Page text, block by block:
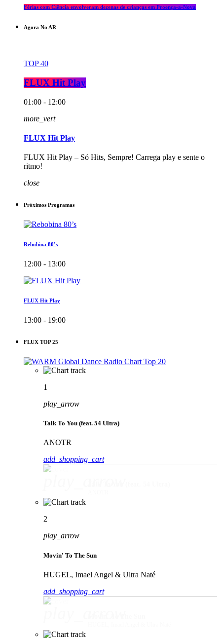
Férias com Ciência envolveram dezenas de crianças em Proença-a-Nova
Agora No AR
TOP 40
FLUX Hit Play
01:00 - 12:00
more_vert
FLUX Hit Play
FLUX Hit Play – Só Hits, Sempre! Carrega play e sente o
ritmo!
close
Próximos Programas
Rebobina 80’s
12:00 - 13:00
FLUX Hit Play
13:00 - 19:00
FLUX TOP 25
1
play_arrow
Talk To You (feat. 54 Ultra)
ANOTR
add_shopping_cart
2
play_arrow
Movin' To The Sun
HUGEL, Imael Angel & Ultra Naté
add_shopping_cart